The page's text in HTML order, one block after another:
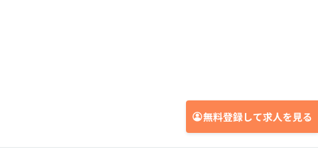
無料登録して求人を見る